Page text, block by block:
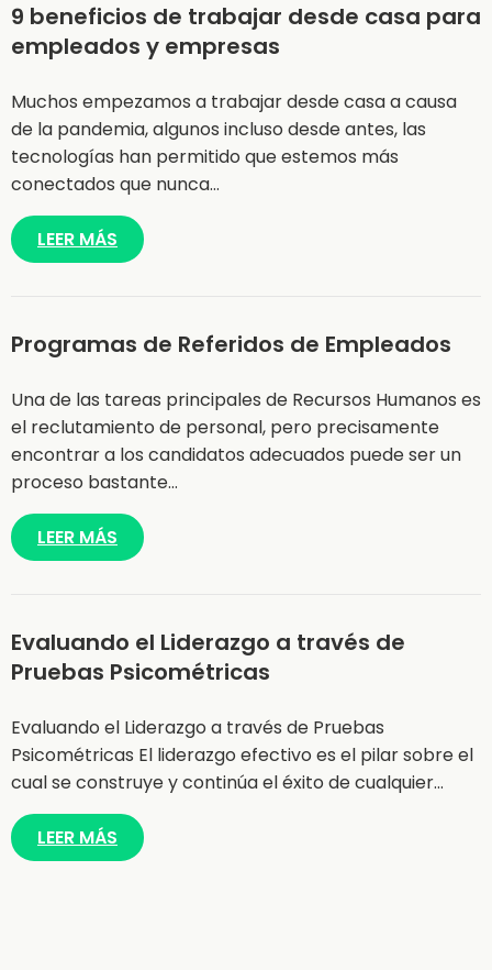
9 beneficios de trabajar desde casa para
empleados y empresas
Muchos empezamos a trabajar desde casa a causa
de la pandemia, algunos incluso desde antes, las
tecnologías han permitido que estemos más
conectados que nunca…
LEER MÁS
Programas de Referidos de Empleados
Una de las tareas principales de Recursos Humanos es
el reclutamiento de personal, pero precisamente
encontrar a los candidatos adecuados puede ser un
proceso bastante…
LEER MÁS
Evaluando el Liderazgo a través de
Pruebas Psicométricas
Evaluando el Liderazgo a través de Pruebas
Psicométricas El liderazgo efectivo es el pilar sobre el
cual se construye y continúa el éxito de cualquier…
LEER MÁS